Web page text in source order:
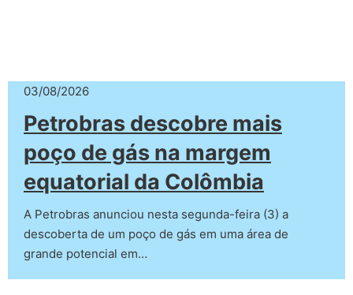
03/08/2026
Petrobras descobre mais
poço de gás na margem
equatorial da Colômbia
A Petrobras anunciou nesta segunda-feira (3) a
descoberta de um poço de gás em uma área de
grande potencial em…